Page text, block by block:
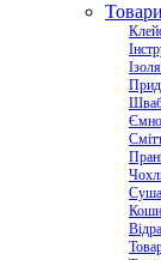
Відра